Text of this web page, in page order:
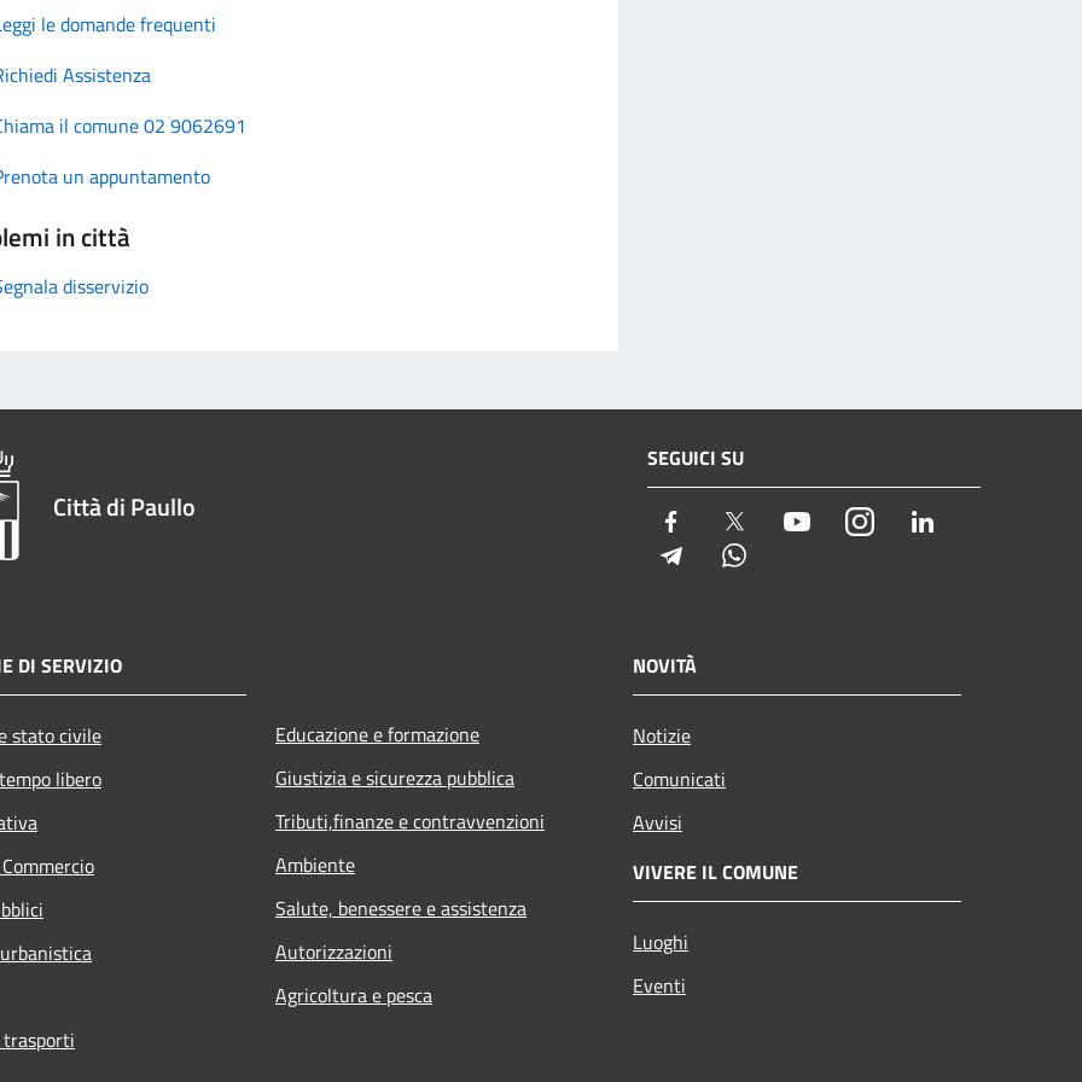
le domande frequenti
Assistenza
il comune 02 9062691
un appuntamento
in città
disservizio
Città di Paullo
SEGUICI SU
Facebook Twitter YoutubeInstagram
Telegram
DI SERVIZIO
stato civile
libero
Educazione e formazione
Giustizia e sicurezza pubblica
Tributi,finanze e contravvenzioni
Ambiente
Salute, benessere e assistenza
Autorizzazioni
Agricoltura e pesca
NOVITÀ
Notizie
Comunicati
Avvisi
VIVERE IL COMUNE
Luoghi
Eventi